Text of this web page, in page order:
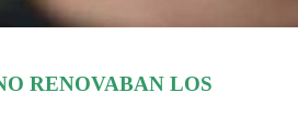
RENOVABAN LOS